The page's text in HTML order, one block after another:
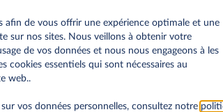
afin de vous offrir une expérience optimale et une
sur nos sites. Nous veillons à obtenir votre
de vos données et nous nous engageons à les
cookies essentiels qui sont nécessaires au
web..
vos données personnelles, consultez notre